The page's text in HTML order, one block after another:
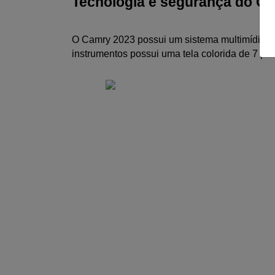
O Camry 2023 possui um sistema multimídia
instrumentos possui uma tela colorida de 7